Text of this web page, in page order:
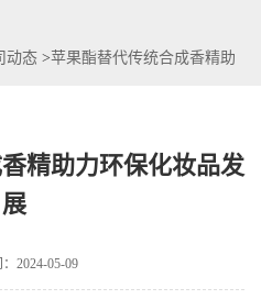
动态 >苹果酯替代传统合成香精助
精助力环保化妆品发
展
2024-05-09